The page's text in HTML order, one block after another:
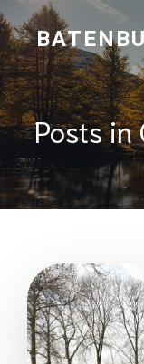
Posts in